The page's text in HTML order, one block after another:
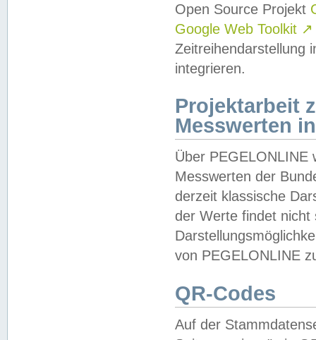
Open Source Projekt
Google Web Toolkit ↗
Zeitreihendarstellung
integrieren.
Projektarbeit
Messwerten
Über PEGELONLINE
Messwerten der
derzeit klassische
der Werte findet
von PEGELONLINE
QR-Codes
Auf der